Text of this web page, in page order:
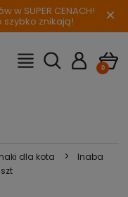
w SUPER CENACH!
znikają! ×
dla kota >
Inaba